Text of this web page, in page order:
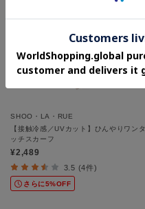
SHOO・LA・RUE
【接触冷感／UVカット】ひんやりワンタ
ッチスカーフ
¥2,489
3.5 (4件)
さらに5%OFF